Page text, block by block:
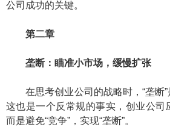
公司成功的关键。
第二章
垄断：瞄准小市场，缓慢扩张
在思考创业公司的战略时，“垄断”
这也是一个反常规的事实，创业公司
而是避免“竞争”，实现“垄断”。